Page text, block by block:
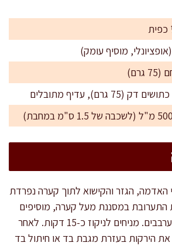
כפית
מוסיף עומק)
גרם), עדיף מתובלים
האדמה, הגזר והקישוא לתוך קערה נפרדת
התערובת במסננת מעל קערה, מוסיפים
חצי כפית מלח ומערבבים. מניחים לניקוז כ-15 דקות. לאחר
את הירקות בעזרת מגבת בד או חיתול בד